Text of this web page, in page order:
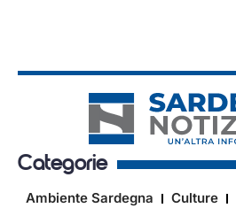
Categorie
Ambiente Sardegna Culture